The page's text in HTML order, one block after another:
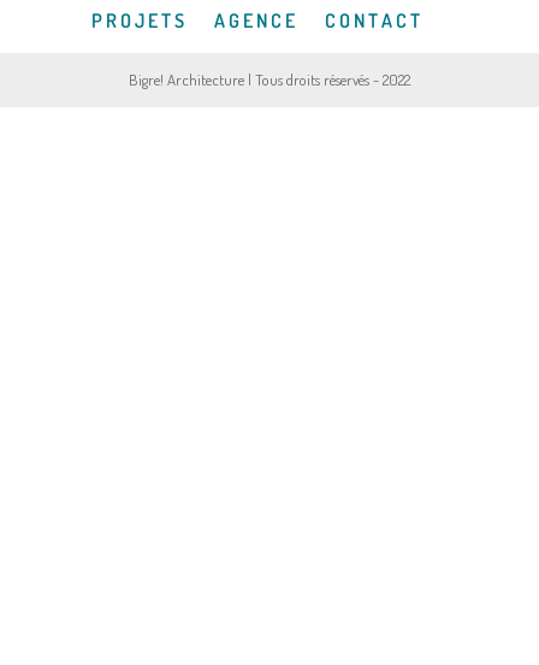
P R O J E T S A G E N C E C O N T A C T
Bigre! Architecture | Tous droits réservés - 2022